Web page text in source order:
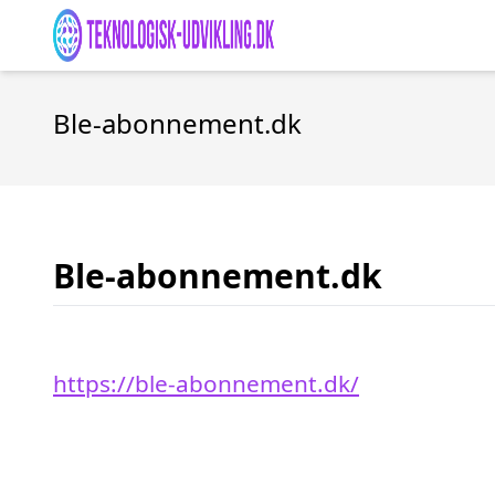
Ble-abonnement.dk
Ble-abonnement.dk
https://ble-abonnement.dk/